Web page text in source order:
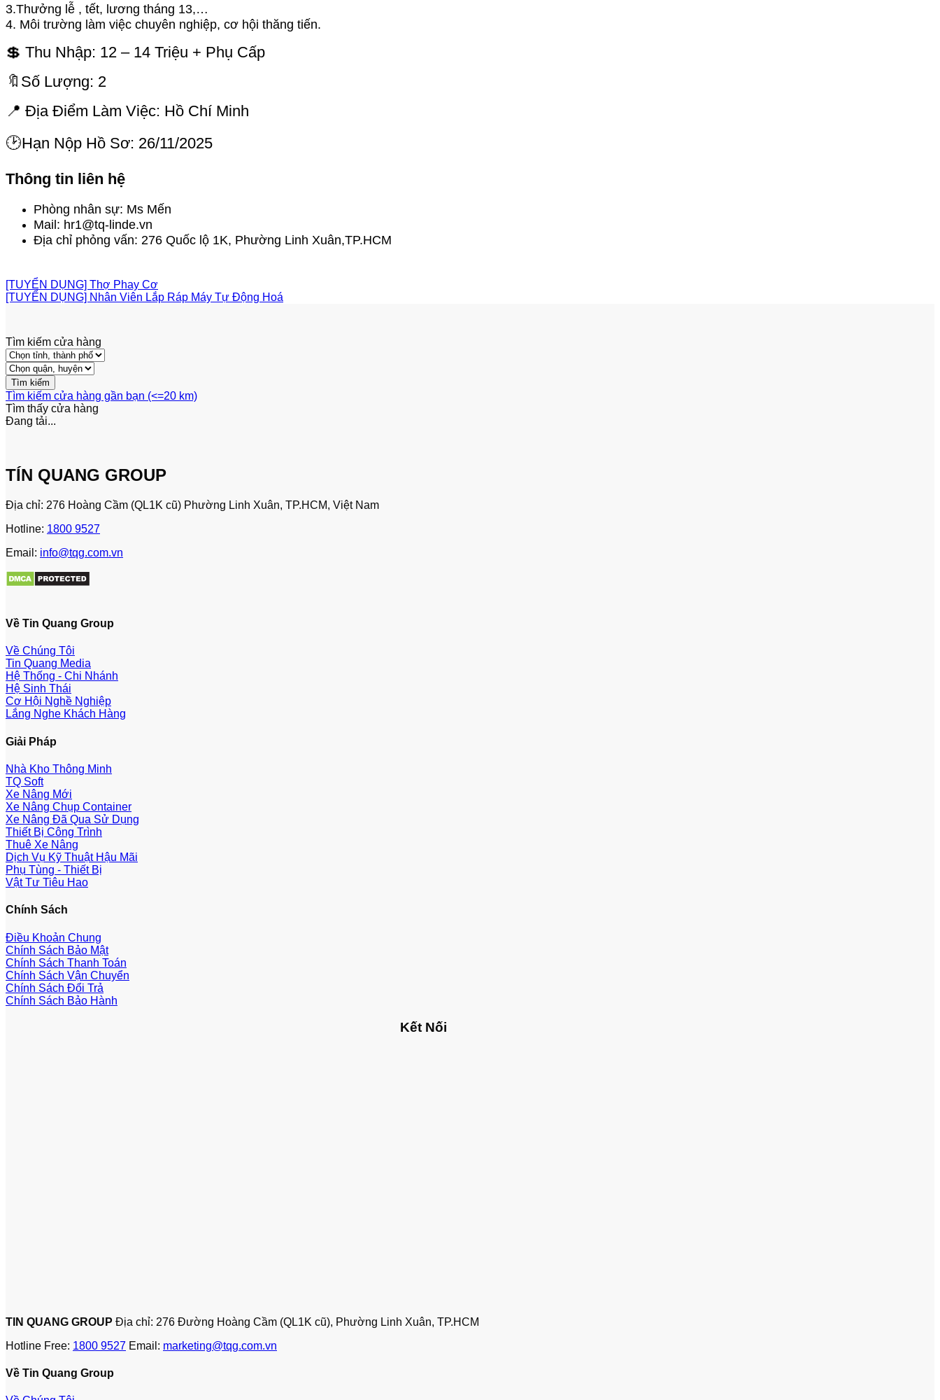
3.Thưởng lễ , tết, lương tháng 13,…
4. Môi trường làm việc chuyên nghiệp, cơ hội thăng tiến.
💲 Thu Nhập: 12 – 14 Triệu + Phụ Cấp
🔖Số Lượng: 2
📍 Địa Điểm Làm Việc: Hồ Chí Minh
🕑Hạn Nộp Hồ Sơ: 26/11/2025
Thông tin liên hệ
Phòng nhân sự: Ms Mến
Mail: hr1@tq-linde.vn
Địa chỉ phỏng vấn: 276 Quốc lộ 1K, Phường Linh Xuân,TP.HCM
[TUYỂN DỤNG] Thợ Phay Cơ
[TUYỂN DỤNG] Nhân Viên Lắp Ráp Máy Tự Động Hoá
Tìm kiếm cửa hàng
Tìm kiếm cửa hàng gần bạn (<=20 km)
Tìm thấy cửa hàng
Đang tải...
TÍN QUANG GROUP
Địa chỉ: 276 Hoàng Cầm (QL1K cũ) Phường Linh Xuân, TP.HCM, Việt Nam
Hotline: 1800 9527
Email: info@tqg.com.vn
Về Tin Quang Group
Về Chúng Tôi
Tin Quang Media
Hệ Thống - Chi Nhánh
Hệ Sinh Thái
Cơ Hội Nghề Nghiệp
Lắng Nghe Khách Hàng
Giải Pháp
Nhà Kho Thông Minh
TQ Soft
Xe Nâng Mới
Xe Nâng Chụp Container
Xe Nâng Đã Qua Sử Dụng
Thiết Bị Công Trình
Thuê Xe Nâng
Dịch Vụ Kỹ Thuật Hậu Mãi
Phụ Tùng - Thiết Bị
Vật Tư Tiêu Hao
Chính Sách
Điều Khoản Chung
Chính Sách Bảo Mật
Chính Sách Thanh Toán
Chính Sách Vận Chuyển
Chính Sách Đổi Trả
Chính Sách Bảo Hành
Kết Nối
TIN QUANG GROUP Địa chỉ: 276 Đường Hoàng Cầm (QL1K cũ), Phường Linh Xuân, TP.HCM
Hotline Free: 1800 9527 Email: marketing@tqg.com.vn
Về Tin Quang Group